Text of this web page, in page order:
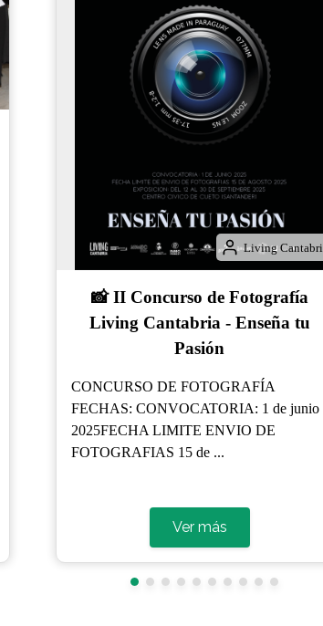
Living Cantabria
EL CULEBRE
De este modo se conoce en Cantabria, pero
en realidad es un ser de la mitología
cántab...
Ver más